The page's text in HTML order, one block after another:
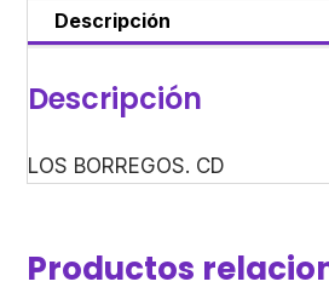
Descripción
Descripción
LOS BORREGOS. CD
Productos